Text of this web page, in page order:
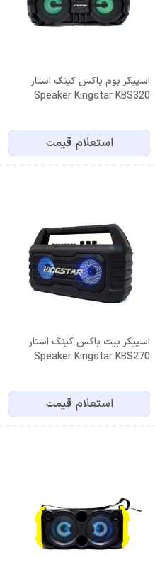
اسپیکر بوم باکس کینگ استار
Speaker Kingstar KBS320
استعلام قیمت
اسپیکر بیت باکس کینگ استار
Speaker Kingstar KBS270
استعلام قیمت